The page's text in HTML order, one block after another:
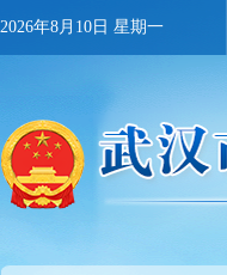
2026年8月10日 星期一